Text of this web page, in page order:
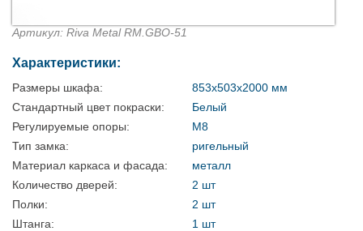
Артикул: Riva Metal RM.GBO-51
Характеристики:
Размеры шкафа:
853х503х2000 мм
Стандартный цвет покраски:
Белый
Регулируемые опоры:
М8
Тип замка:
ригельный
Материал каркаса и фасада:
металл
Количество дверей:
2 шт
Полки:
2 шт
Штанга:
1 шт